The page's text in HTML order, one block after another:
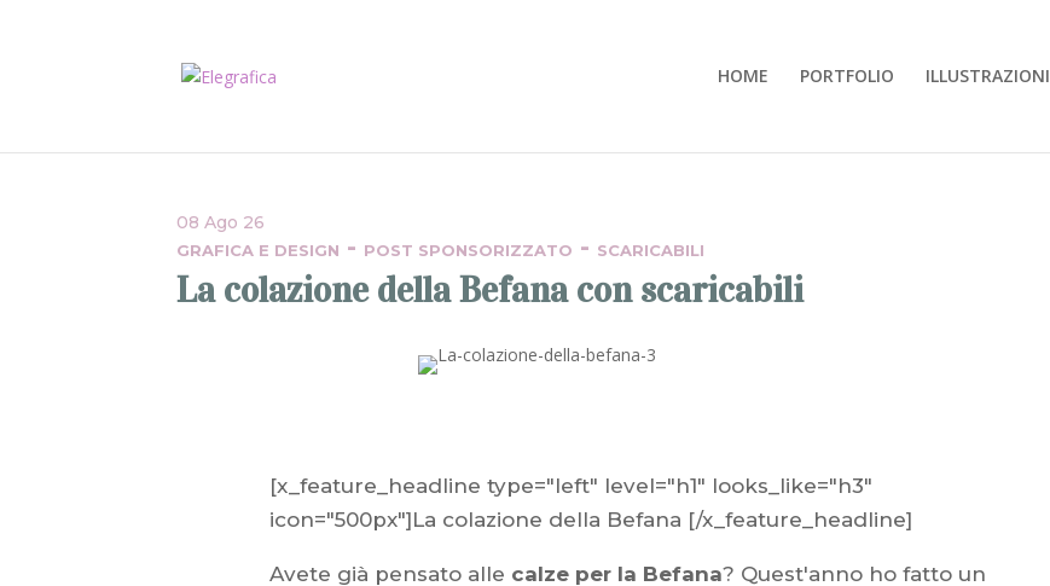
HOME PORTFOLIO ILLUSTRAZIONI
GRAFICA E DESIGN - POST SPONSORIZZATO - SCARICABILI
08 Ago 26
La colazione della Befana con scaricabili
[x_feature_headline type="left" level="h1" looks_like="h3"
icon="500px"]La colazione della Befana [/x_feature_headline]
Avete già pensato alle calze per la Befana? Quest'anno ho fatto un